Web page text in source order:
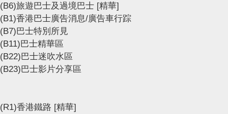
(B6)旅遊巴士及過境巴士 [精華]
(B1)香港巴士廣告消息/廣告車行踪
(B7)巴士特別所見
(B11)巴士精華區
(B22)巴士迷吹水區
(B23)巴士影片分享區
(R1)香港鐵路 [精華]